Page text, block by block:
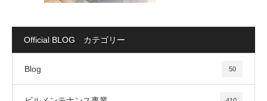
Official BLOG カテゴリー
Blog 50